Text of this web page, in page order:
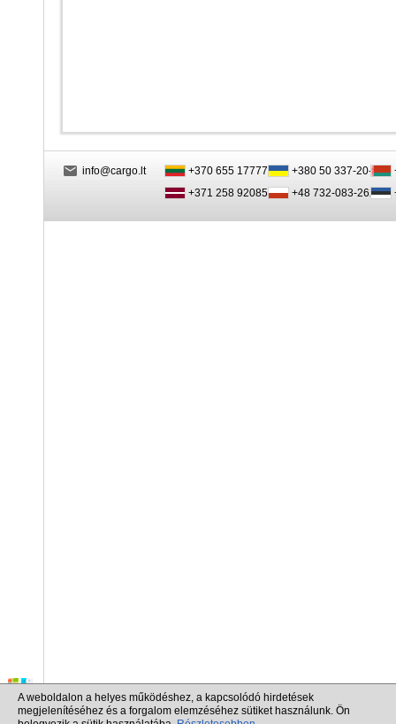
info@cargo.lt
+370 655 17777
+371 258 92085
+380 50 337-20-47
+48 732-083-262
A weboldalon a helyes működéshez, a kapcsolódó hirdetések
megjelenítéséhez és a forgalom elemzéséhez sütiket használunk. Ön